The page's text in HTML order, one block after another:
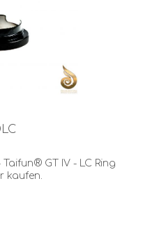
Taifun® GT IV - LC Ring
kaufen.